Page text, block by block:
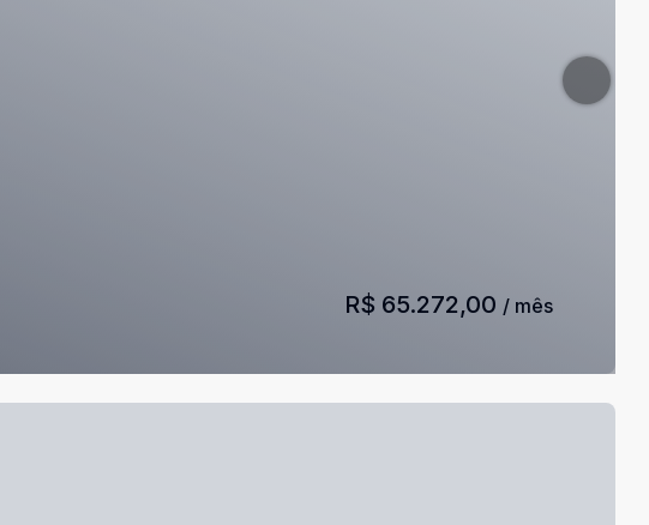
R$ 65.272,00 / mês